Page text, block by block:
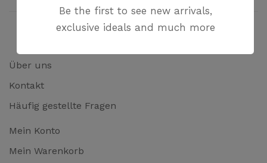
Über uns
Kontakt
Häufig gestellte Fragen
Mein Konto
Mein Warenkorb
Be the first to see new arrivals,
exclusive ideals and much more